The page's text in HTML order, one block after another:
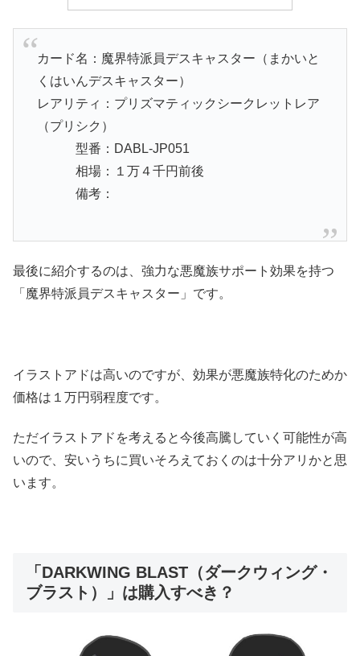
カード名：魔界特派員デスキャスター（まかいと
くはいんデスキャスター）
レアリティ：プリズマティックシークレットレア
（プリシク）
型番：DABL-JP051
相場：１万４千円前後
備考：
最後に紹介するのは、強力な悪魔族サポート効果を持つ
「魔界特派員デスキャスター」です。
イラストアドは高いのですが、効果が悪魔族特化のためか
価格は１万円弱程度です。
ただイラストアドを考えると今後高騰していく可能性が高
いので、安いうちに買いそろえておくのは十分アリかと思
います。
「DARKWING BLAST（ダークウィング・
ブラスト）」は購入すべき？